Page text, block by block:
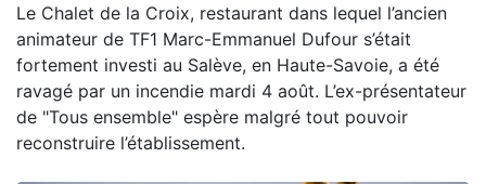
Le Chalet de la Croix, restaurant dans lequel l’ancien
animateur de TF1 Marc-Emmanuel Dufour s’était
fortement investi au Salève, en Haute-Savoie, a été
ravagé par un incendie mardi 4 août. L’ex-présentateur
de "Tous ensemble" espère malgré tout pouvoir
reconstruire l’établissement.